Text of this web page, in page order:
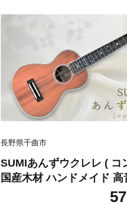
長野県千曲市
SUMIあんずウクレレ ( コ
国産木材 ハンドメイド 高